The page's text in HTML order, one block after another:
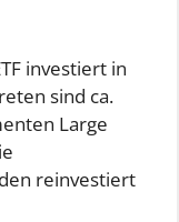
investiert in
sind ca.
Large
reinvestiert